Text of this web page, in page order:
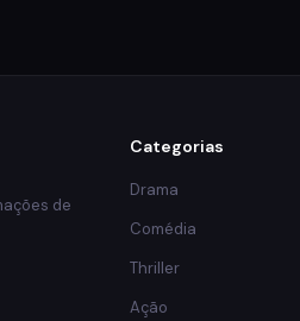
de
Categorias
Drama
Comédia
Thriller
Ação